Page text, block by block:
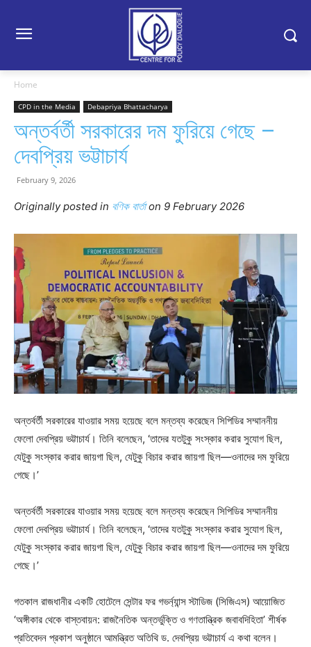
Home
CPD in the Media Debapriya Bhattacharya
অন্তর্বর্তী সরকারের দম ফুরিয়ে গেছে –
দেবপ্রিয় ভট্টাচার্য
February 9, 2026
Originally posted in বণিক বার্তাon 9 February 2026
অন্তর্বর্তী সরকারের যাওয়ার সময় হয়েছে বলে মন্তব্য করেছেন সিপিডির সম্মাননীয়
ফেলো দেবপ্রিয় ভট্টাচার্য। তিনি বলেছেন, ‘তাদের যতটুকু সংস্কার করার সুযোগ ছিল,
যেটুকু সংস্কার করার জায়গা ছিল, যেটুকু বিচার করার জায়গা ছিল—ওনাদের দম ফুরিয়ে
গেছে।’
অন্তর্বর্তী সরকারের যাওয়ার সময় হয়েছে বলে মন্তব্য করেছেন সিপিডির সম্মাননীয়
ফেলো দেবপ্রিয় ভট্টাচার্য। তিনি বলেছেন, ‘তাদের যতটুকু সংস্কার করার সুযোগ ছিল,
যেটুকু সংস্কার করার জায়গা ছিল, যেটুকু বিচার করার জায়গা ছিল—ওনাদের দম ফুরিয়ে
গেছে।’
গতকাল রাজধানীর একটি হোটেলে সেন্টার ফর গভর্ন্যান্স স্টাডিজ (সিজিএস) আয়োজিত
‘অঙ্গীকার থেকে বাস্তবায়ন: রাজনৈতিক অন্তর্ভুক্তি ও গণতান্ত্রিক জবাবদিহিতা’ শীর্ষক
প্রতিবেদন প্রকাশ অনুষ্ঠানে আমন্ত্রিত অতিথি ড. দেবপ্রিয় ভট্টাচার্য এ কথা বলেন।